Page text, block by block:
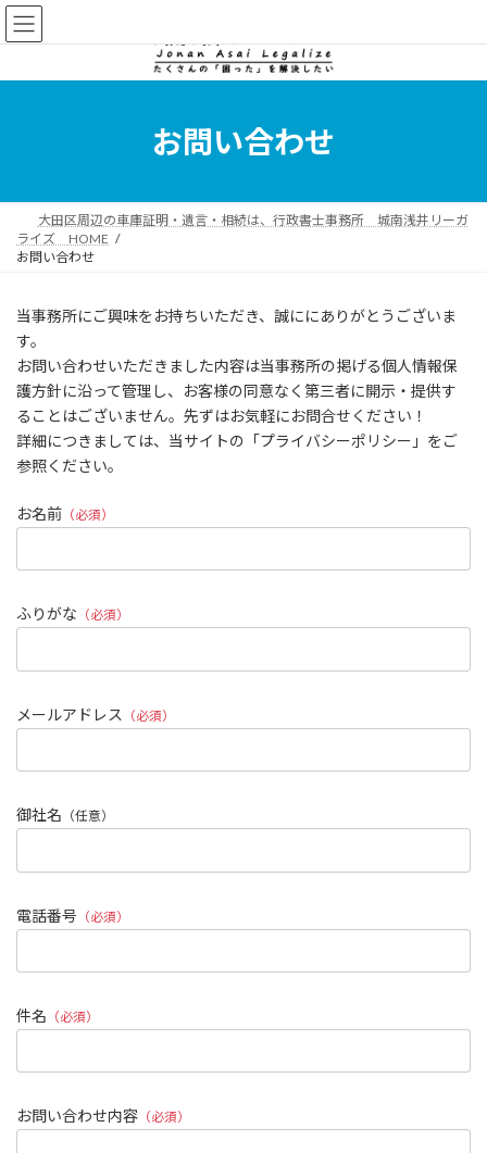
コ
ン
プ
ナ
ビ
動
お問い合わせ
大田区周辺の車庫証明・遺言・相続は、行政書士事務所 城南浅井リーガ
ライズ HOME
お問い合わせ
当事務所にご興味をお持ちいただき、誠ににありがとうございま
す。
お問い合わせいただきました内容は当事務所の掲げる個人情報保
護方針に沿って管理し、お客様の同意なく第三者に開示・提供す
ることはございません。先ずはお気軽にお問合せください！
詳細につきましては、当サイトの「プライバシーポリシー」をご
参照ください。
お名前 （必須）
ふりがな （必須）
メールアドレス （必須）
御社名 （任意）
電話番号 （必須）
件名 （必須）
お問い合わせ内容 （必須）